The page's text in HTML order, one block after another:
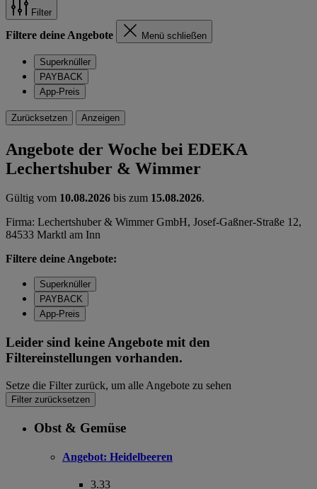
Filter
Filtere deine Angebote Menü schließen
Superknüller
PAYBACK
App-Preis
Zurücksetzen Anzeigen
Angebote der Woche bei EDEKA
Lechertshuber & Wimmer
Gültig vom 10.08.2026 bis zum 15.08.2026.
Firma: Lechertshuber & Wimmer GmbH, Josef-Gaßner-Straße 12,
84533 Marktl am Inn
Filtere deine Angebote:
Superknüller
PAYBACK
App-Preis
Leider sind keine Angebote mit den
Filtereinstellungen vorhanden.
Setze die Filter zurück, um alle Angebote zu sehen
Filter zurücksetzen
Obst & Gemüse
Angebot: Heidelbeeren
3.33